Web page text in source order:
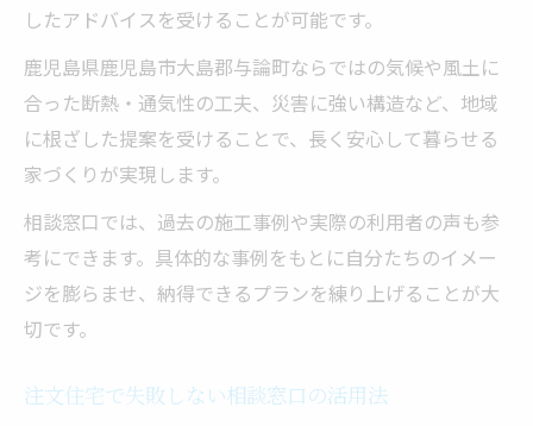
したアドバイスを受けることが可能です。
鹿児島県鹿児島市大島郡与論町ならではの気候や風土に
合った断熱・通気性の工夫、災害に強い構造など、地域
に根ざした提案を受けることで、長く安心して暮らせる
家づくりが実現します。
相談窓口では、過去の施工事例や実際の利用者の声も参
考にできます。具体的な事例をもとに自分たちのイメー
ジを膨らませ、納得できるプランを練り上げることが大
切です。
注文住宅で失敗しない相談窓口の活用法